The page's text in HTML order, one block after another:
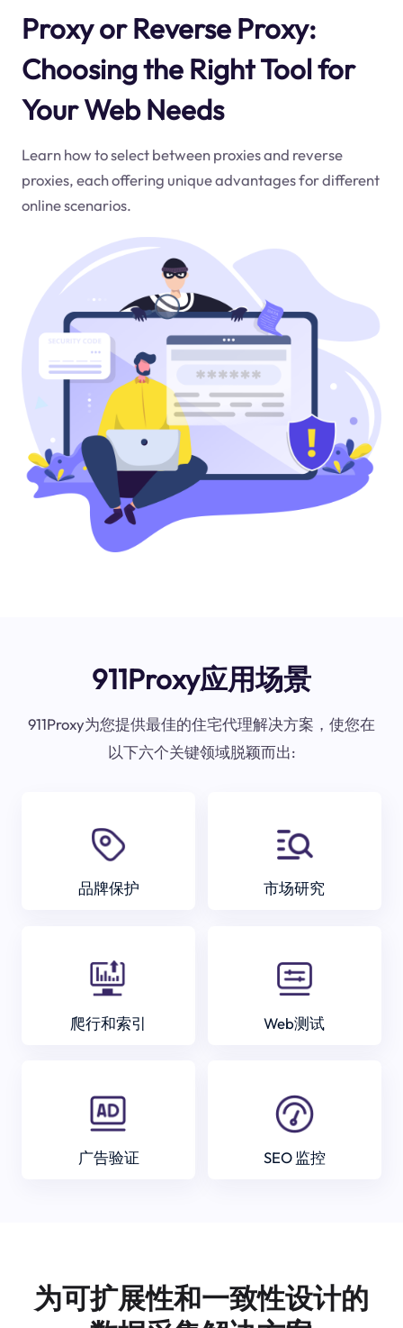
Proxy or Reverse Proxy:
Choosing the Right Tool for
Your Web Needs
Learn how to select between proxies and reverse
proxies, each offering unique advantages for different
online scenarios.
911Proxy应用场景
911Proxy为您提供最佳的住宅代理解决方案，使您在
以下六个关键领域脱颖而出:
品牌保护 市场研究
爬行和索引 Web测试
广告验证 SEO 监控
为可扩展性和一致性设计的